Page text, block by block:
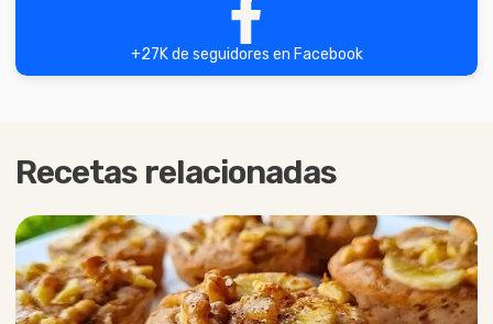
+27K de seguidores en Facebook
Recetas relacionadas